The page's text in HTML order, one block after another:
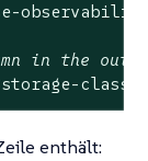
observability
in the
class-
enthält: